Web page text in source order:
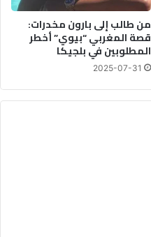
من طالب إلى بارون مخدرات:
قصة المغربي “بيوي” أخطر
المطلوبين في بلجيكا
2025-07-31